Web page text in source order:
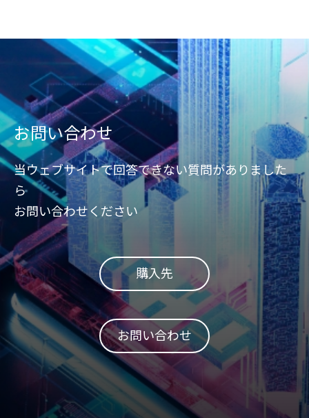
block has significantly
increased, creating a
heightened need to safeguard
data reliability. Apacer
addresses this concern with
its innovative DataRAID™
technology.
トか
コン
移動
によ
の機
端
ョン
保護
お問い合わせ
当ウェブサイトで回答できない質問がありました
ら
お問い合わせください
購入先
お問い合わせ